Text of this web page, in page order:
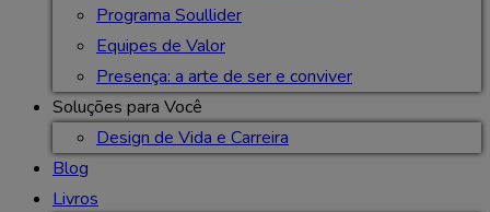
Programa Soullider
Equipes de Valor
Presença: a arte de ser e conviver
Soluções para Você
Design de Vida e Carreira
Blog
Livros